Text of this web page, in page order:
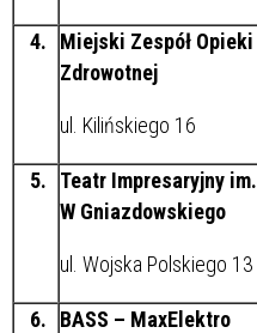
4.
Miejski Zespół Opieki
Zdrowotnej
ul. Kilińskiego 16
5.
Teatr Impresaryjny im.
W Gniazdowskiego
ul. Wojska Polskiego 13
6. BASS – MaxElektro